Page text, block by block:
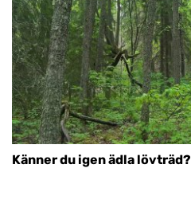
Känner du igen ädla lövträd?